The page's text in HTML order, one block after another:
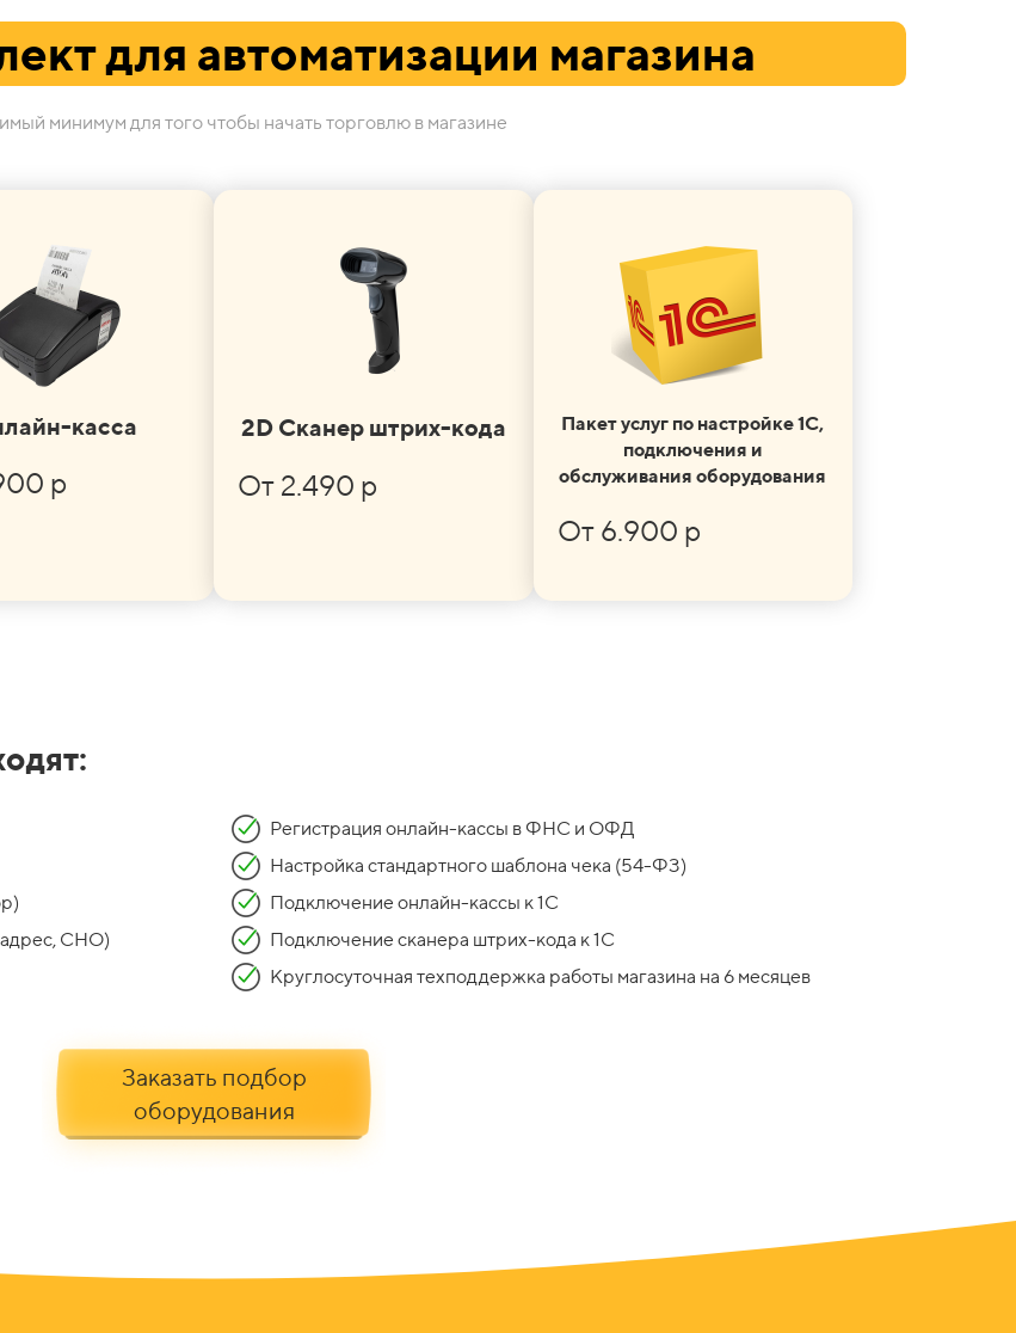
для автоматизации магазина
минимум для того чтобы начать торговлю в магазине
касса
р
2D Сканер штрих-кода
От 2.490 р
Пакет услуг по настройке 1С,
подключения и
обслуживания оборудования
От 6.900 р
адрес, СНО)
Регистрация онлайн-кассы в ФНС и ОФД
Настройка стандартного шаблона чека (54-ФЗ)
Подключение онлайн-кассы к 1С
Подключение сканера штрих-кода к 1С
Круглосуточная техподдержка работы магазина на 6 месяцев
Заказать подбор
оборудования